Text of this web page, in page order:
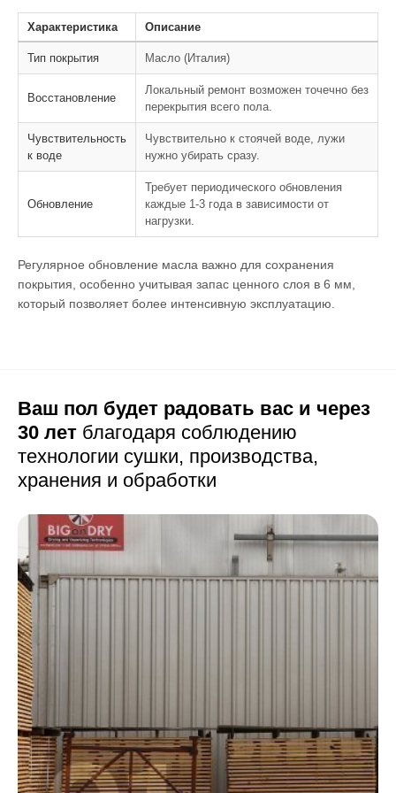
Характеристика Описание
Тип покрытия Масло (Италия)
Восстановление
Локальный ремонт возможен точечно без
перекрытия всего пола.
Чувствительность
к воде
Чувствительно к стоячей воде, лужи
нужно убирать сразу.
Обновление
Требует периодического обновления
каждые 1-3 года в зависимости от
нагрузки.
Регулярное обновление масла важно для сохранения
покрытия, особенно учитывая запас ценного слоя в 6 мм,
который позволяет более интенсивную эксплуатацию.
Ваш пол будет радовать вас и через
30 лет благодаря соблюдению
технологии сушки, производства,
хранения и обработки